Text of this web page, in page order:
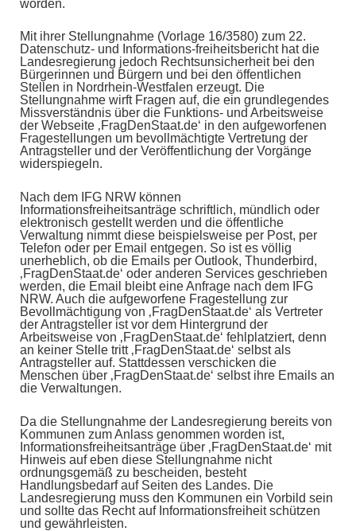
worden.
Mit ihrer Stellungnahme (Vorlage 16/3580) zum 22.
Datenschutz- und Informations-freiheitsbericht hat die
Landesregierung jedoch Rechtsunsicherheit bei den
Bürgerinnen und Bürgern und bei den öffentlichen
Stellen in Nordrhein-Westfalen erzeugt. Die
Stellungnahme wirft Fragen auf, die ein grundlegendes
Missverständnis über die Funktions- und Arbeitsweise
der Webseite ‚FragDenStaat.de‘ in den aufgeworfenen
Fragestellungen um bevollmächtigte Vertretung der
Antragsteller und der Veröffentlichung der Vorgänge
widerspiegeln.
Nach dem IFG NRW können
Informationsfreiheitsanträge schriftlich, mündlich oder
elektronisch gestellt werden und die öffentliche
Verwaltung nimmt diese beispielsweise per Post, per
Telefon oder per Email entgegen. So ist es völlig
unerheblich, ob die Emails per Outlook, Thunderbird,
‚FragDenStaat.de‘ oder anderen Services geschrieben
werden, die Email bleibt eine Anfrage nach dem IFG
NRW. Auch die aufgeworfene Fragestellung zur
Bevollmächtigung von ‚FragDenStaat.de‘ als Vertreter
der Antragsteller ist vor dem Hintergrund der
Arbeitsweise von ‚FragDenStaat.de‘ fehlplatziert, denn
an keiner Stelle tritt ‚FragDenStaat.de‘ selbst als
Antragsteller auf. Stattdessen verschicken die
Menschen über ‚FragDenStaat.de‘ selbst ihre Emails an
die Verwaltungen.
Da die Stellungnahme der Landesregierung bereits von
Kommunen zum Anlass genommen worden ist,
Informationsfreiheitsanträge über ‚FragDenStaat.de‘ mit
Hinweis auf eben diese Stellungnahme nicht
ordnungsgemäß zu bescheiden, besteht
Handlungsbedarf auf Seiten des Landes. Die
Landesregierung muss den Kommunen ein Vorbild sein
und sollte das Recht auf Informationsfreiheit schützen
und gewährleisten.